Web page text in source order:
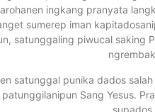
ingkang pranyata
sumerep iman
satunggaling piwucal saking
satunggal punika dados
Sang Yesus.
supados